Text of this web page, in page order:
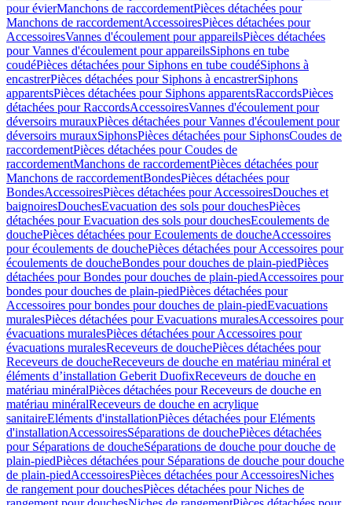
pour évierManchons de raccordementPièces détachées pour
Manchons de raccordementAccessoiresPièces détachées pour
AccessoiresVannes d'écoulement pour appareilsPièces détachées
pour Vannes d'écoulement pour appareilsSiphons en tube
coudéPièces détachées pour Siphons en tube coudéSiphons à
encastrerPièces détachées pour Siphons à encastrerSiphons
apparentsPièces détachées pour Siphons apparentsRaccordsPièces
détachées pour RaccordsAccessoiresVannes d'écoulement pour
déversoirs murauxPièces détachées pour Vannes d'écoulement pour
déversoirs murauxSiphonsPièces détachées pour SiphonsCoudes de
raccordementPièces détachées pour Coudes de
raccordementManchons de raccordementPièces détachées pour
Manchons de raccordementBondesPièces détachées pour
BondesAccessoiresPièces détachées pour AccessoiresDouches et
baignoiresDouchesEvacuation des sols pour douchesPièces
détachées pour Evacuation des sols pour douchesEcoulements de
douchePièces détachées pour Ecoulements de doucheAccessoires
pour écoulements de douchePièces détachées pour Accessoires pour
écoulements de doucheBondes pour douches de plain-piedPièces
détachées pour Bondes pour douches de plain-piedAccessoires pour
bondes pour douches de plain-piedPièces détachées pour
Accessoires pour bondes pour douches de plain-piedEvacuations
muralesPièces détachées pour Evacuations muralesAccessoires pour
évacuations muralesPièces détachées pour Accessoires pour
évacuations muralesReceveurs de douchePièces détachées pour
Receveurs de doucheReceveurs de douche en matériau minéral et
éléments d’installation Geberit DuofixReceveurs de douche en
matériau minéralPièces détachées pour Receveurs de douche en
matériau minéralReceveurs de douche en acrylique
sanitaireEléments d'installationPièces détachées pour Eléments
d'installationAccessoiresSéparations de douchePièces détachées
pour Séparations de doucheSéparations de douche pour douche de
plain-piedPièces détachées pour Séparations de douche pour douche
de plain-piedAccessoiresPièces détachées pour AccessoiresNiches
de rangement pour douchesPièces détachées pour Niches de